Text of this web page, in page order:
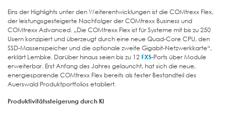
Eins der Highlights unter den Weiterentwicklungen ist die COMtrexx Flex,
der leistungsgesteigerte Nachfolger der COMtrexx Business und
COMtrexx Advanced. „Die COMtrexx Flex ist für Systeme mit bis zu 250
Usern konzipiert und überzeugt durch eine neue Quad-Core CPU, den
SSD-Massenspeicher und die optionale zweite Gigabit-Netzwerkkarte“,
erklärt Lembke. Darüber hinaus seien bis zu 12 FXS-Ports über Module
erweiterbar. Erst Anfang des Jahres gelauncht, hat sich die neue,
energiesparende COMtrexx Flex bereits als fester Bestandteil des
Auerswald Produktportfolios etabliert.
Produktivitätssteigerung durch KI